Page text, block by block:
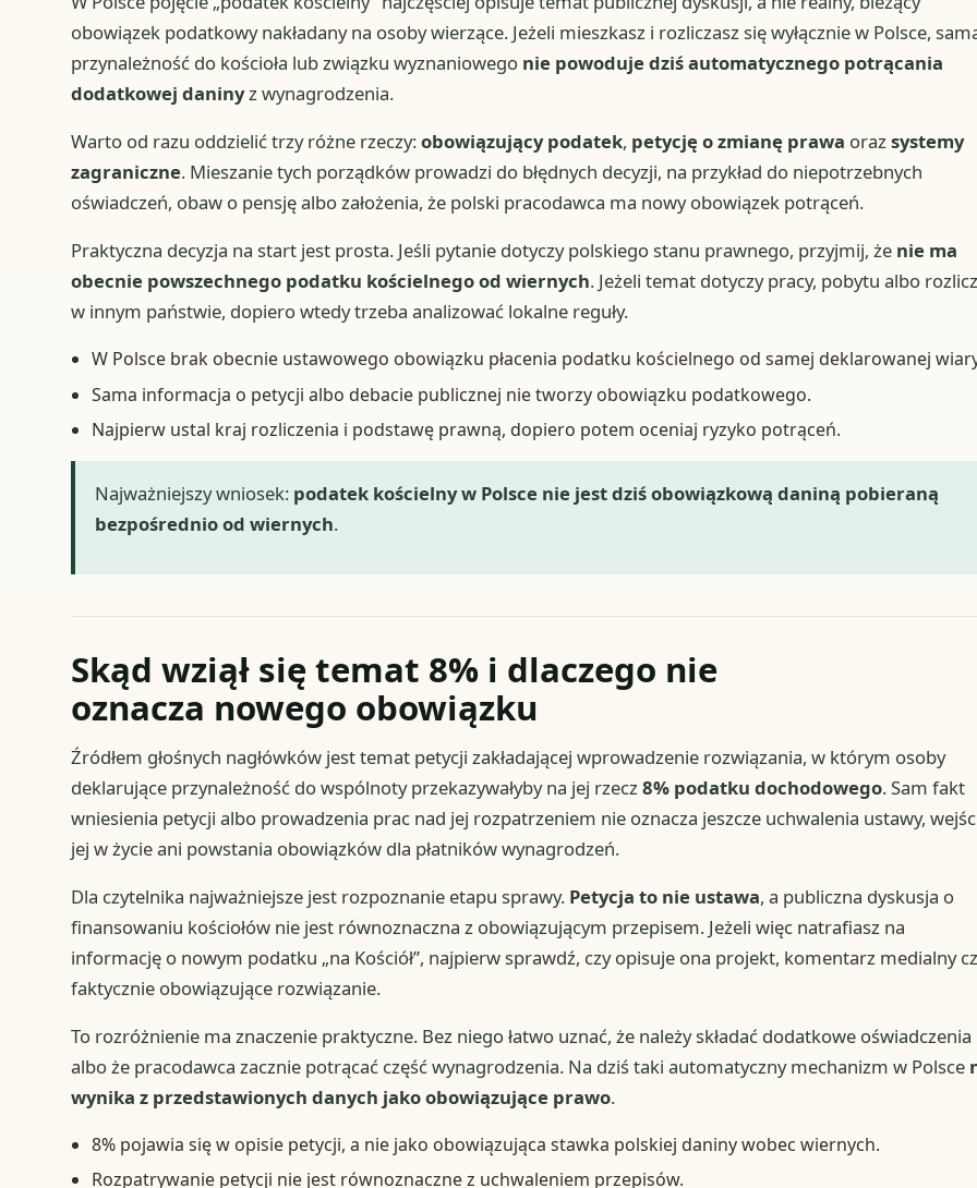
obowiązek podatkowy nakładany na osoby wierzące. Jeżeli mieszkasz i rozliczasz się wyłącznie w Polsce,
przynależność do kościoła lub związku wyznaniowego nie powoduje dziś automatycznego potrącania
dodatkowej daninyz wynagrodzenia.
Warto od razu oddzielić trzy różne rzeczy:obowiązujący podatek, petycję o zmianę prawa orazsystemy
zagraniczne. Mieszanie tych porządków prowadzi do błędnych decyzji, na przykład do niepotrzebnych
oświadczeń, obaw o pensję albo założenia, że polski pracodawca ma nowy obowiązek potrąceń.
Praktyczna decyzja na start jest prosta. Jeśli pytanie dotyczy polskiego stanu prawnego, przyjmij, że nie ma
obecnie powszechnego podatku kościelnego od wiernych. Jeżeli temat dotyczy pracy, pobytu albo
w innym państwie, dopiero wtedy trzeba analizować lokalne reguły.
W Polsce brak obecnie ustawowego obowiązku płacenia podatku kościelnego od samej deklarowanej
Sama informacja o petycji albo debacie publicznej nie tworzy obowiązku podatkowego.
Najpierw ustal kraj rozliczenia i podstawę prawną, dopiero potem oceniaj ryzyko potrąceń.
Najważniejszy wniosek: podatek kościelny w Polsce nie jest dziś obowiązkową daniną pobieraną
bezpośrednio od wiernych.
Skąd wziął się temat 8% i dlaczego nie
oznacza nowego obowiązku
Źródłem głośnych nagłówków jest temat petycji zakładającej wprowadzenie rozwiązania, w którym osoby
deklarujące przynależność do wspólnoty przekazywałyby na jej rzecz8% podatku dochodowego. Sam fakt
wniesienia petycji albo prowadzenia prac nad jej rozpatrzeniem nie oznacza jeszcze uchwalenia ustawy,
jej w życie ani powstania obowiązków dla płatników wynagrodzeń.
Dla czytelnika najważniejsze jest rozpoznanie etapu sprawy. Petycja to nie ustawa, a publiczna dyskusja o
finansowaniu kościołów nie jest równoznaczna z obowiązującym przepisem. Jeżeli więc natrafiasz na
informację o nowym podatku „na Kościół”, najpierw sprawdź, czy opisuje ona projekt, komentarz medialny
faktycznie obowiązujące rozwiązanie.
To rozróżnienie ma znaczenie praktyczne. Bez niego łatwo uznać, że należy składać dodatkowe oświadczenia
albo że pracodawca zacznie potrącać część wynagrodzenia. Na dziś taki automatyczny mechanizm w Polsce
wynika z przedstawionych danych jako obowiązujące prawo.
8% pojawia się w opisie petycji, a nie jako obowiązująca stawka polskiej daniny wobec wiernych.
Rozpatrywanie petycji nie jest równoznaczne z uchwaleniem przepisów.